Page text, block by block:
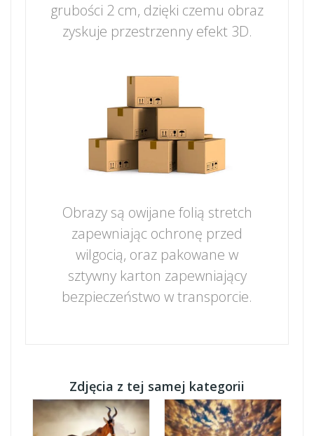
grubości 2 cm, dzięki czemu obraz
zyskuje przestrzenny efekt 3D.
Obrazy są owijane folią stretch
zapewniając ochronę przed
wilgocią, oraz pakowane w
sztywny karton zapewniający
bezpieczeństwo w transporcie.
Zdjęcia z tej samej kategorii